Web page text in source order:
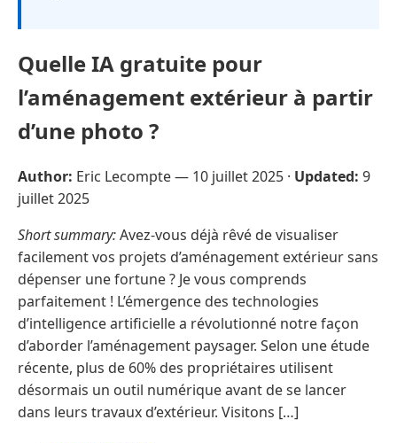
Quelle IA gratuite pour
l’aménagement extérieur à partir
d’une photo ?
Author: Eric Lecompte — 10 juillet 2025 · Updated: 9
juillet 2025
Short summary:Avez-vous déjà rêvé de visualiser
facilement vos projets d’aménagement extérieur sans
dépenser une fortune ? Je vous comprends
parfaitement ! L’émergence des technologies
d’intelligence artificielle a révolutionné notre façon
d’aborder l’aménagement paysager. Selon une étude
récente, plus de 60% des propriétaires utilisent
désormais un outil numérique avant de se lancer
dans leurs travaux d’extérieur. Visitons […]